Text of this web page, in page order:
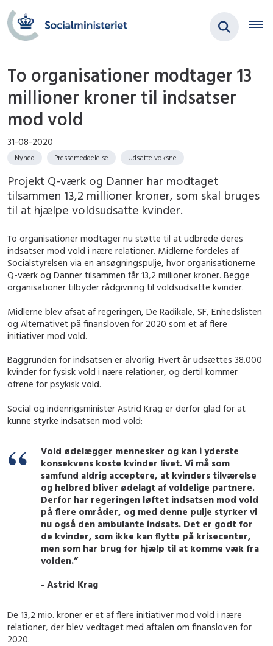
To organisationer modtager 13
millioner kroner til indsatser
mod vold
31-08-2020
Nyhed Pressemeddelelse Udsatte voksne
Projekt Q-værk og Danner har modtaget
tilsammen 13,2 millioner kroner, som skal bruges
til at hjælpe voldsudsatte kvinder.
To organisationer modtager nu støtte til at udbrede deres
indsatser mod vold i nære relationer. Midlerne fordeles af
Socialstyrelsen via en ansøgningspulje, hvor organisationerne
Q-værk og Danner tilsammen får 13,2 millioner kroner. Begge
organisationer tilbyder rådgivning til voldsudsatte kvinder.
Midlerne blev afsat af regeringen, De Radikale, SF, Enhedslisten
og Alternativet på finansloven for 2020 som et af flere
initiativer mod vold.
Baggrunden for indsatsen er alvorlig. Hvert år udsættes 38.000
kvinder for fysisk vold i nære relationer, og dertil kommer
ofrene for psykisk vold.
Social og indenrigsminister Astrid Krag er derfor glad for at
kunne styrke indsatsen mod vold:
Vold ødelægger mennesker og kan i yderste
konsekvens koste kvinder livet. Vi må som
samfund aldrig acceptere, at kvinders tilværelse
og helbred bliver ødelagt af voldelige partnere.
Derfor har regeringen løftet indsatsen mod vold
på flere områder, og med denne pulje styrker vi
nu også den ambulante indsats. Det er godt for
de kvinder, som ikke kan flytte på krisecenter,
men som har brug for hjælp til at komme væk fra
volden.”
- Astrid Krag
De 13,2 mio. kroner er et af flere initiativer mod vold i nære
relationer, der blev vedtaget med aftalen om finansloven for
2020.